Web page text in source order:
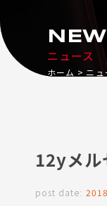
ニュース
ホーム ニュ
12yメル
post date: